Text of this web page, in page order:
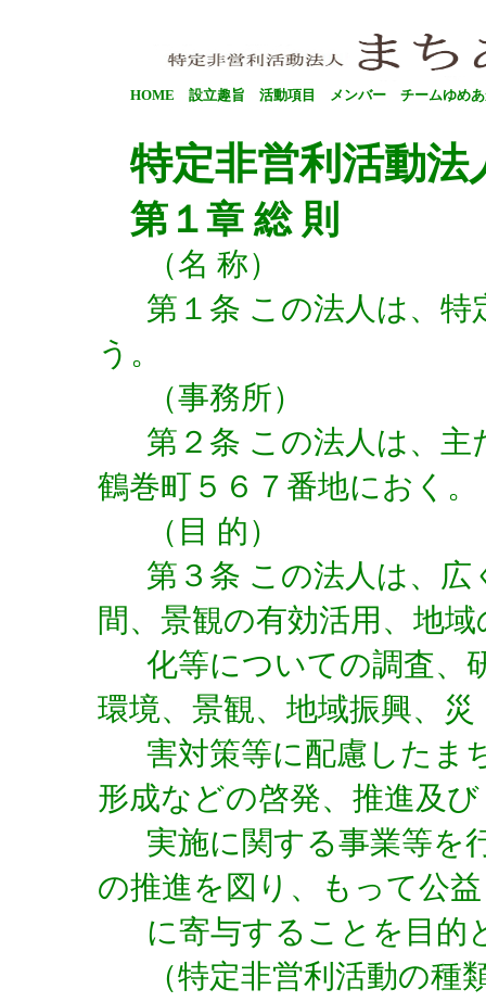
HOME 設立趣旨 活動項目 メンバー チームゆめ
特定非営利活動
第１章 総 則
（名 称）
第１条 この法人は、
う。
（事務所）
第２条 この法人は、
鶴巻町５６７番地におく。
（目 的）
第３条 この法人は、
間、景観の有効活用、地域
化等についての調査、
環境、景観、地域振興、災
害対策等に配慮したま
形成などの啓発、推進及び
実施に関する事業等を
の推進を図り、もって公益
に寄与することを目的
（特定非営利活動の種